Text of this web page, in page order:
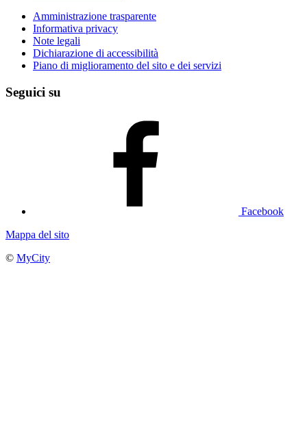
Amministrazione trasparente
Informativa privacy
Note legali
Dichiarazione di accessibilità
Piano di miglioramento del sito e dei servizi
Seguici su
Facebook
Mappa del sito
© MyCity